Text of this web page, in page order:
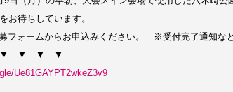
お待ちしています。
フォームからお申込みください。 ※受付完了通知な
▼ ▼
Ue81GAYPT2wkeZ3v9